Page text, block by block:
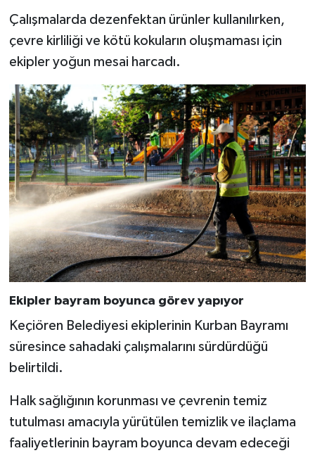
Çalışmalarda dezenfektan ürünler kullanılırken,
çevre kirliliği ve kötü kokuların oluşmaması için
ekipler yoğun mesai harcadı.
Ekipler bayram boyunca görev yapıyor
Keçiören Belediyesi ekiplerinin Kurban Bayramı
süresince sahadaki çalışmalarını sürdürdüğü
belirtildi.
Halk sağlığının korunması ve çevrenin temiz
tutulması amacıyla yürütülen temizlik ve ilaçlama
faaliyetlerinin bayram boyunca devam edeceği